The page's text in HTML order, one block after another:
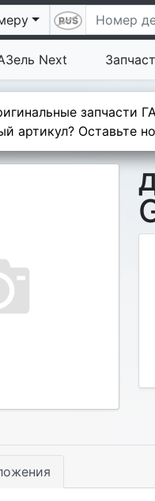
Next
запчасти
артикул? Оставьте